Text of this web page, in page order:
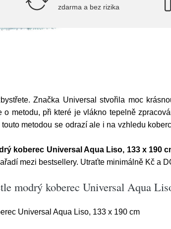
zdarma a bez rizika
Značka Universal stvořila moc
o metodu, při které je vlákno tepelně
metodou se odrazí ale i na vzhledu
koberec Universal Aqua Liso, 133 x 190
mezi bestsellery. Utraťte minimálně Kč a
modrý koberec Universal Aqua
Universal Aqua Liso, 133 x 190 cm